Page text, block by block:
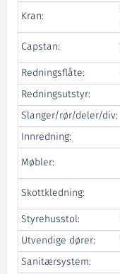
Kran:
Capstan:
Redningsflåte:
Redningsutstyr:
Slanger/rør/deler/div:
Innredning:
Møbler:
Skottkledning:
Styrehusstol:
Utvendige dører:
Sanitærsystem: